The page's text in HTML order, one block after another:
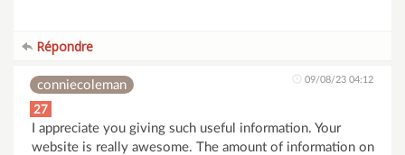
Répondre
conniecoleman 09/08/23 04:12
27
I appreciate you giving such useful information. Your
website is really awesome. The amount of information on